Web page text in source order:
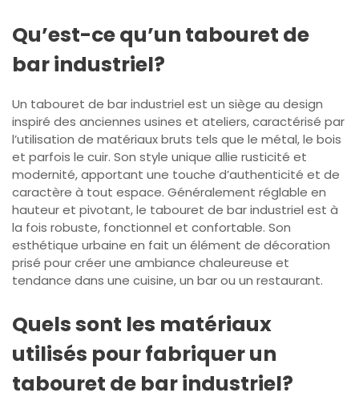
Qu’est-ce qu’un tabouret de
bar industriel?
Un tabouret de bar industriel est un siège au design
inspiré des anciennes usines et ateliers, caractérisé par
l’utilisation de matériaux bruts tels que le métal, le bois
et parfois le cuir. Son style unique allie rusticité et
modernité, apportant une touche d’authenticité et de
caractère à tout espace. Généralement réglable en
hauteur et pivotant, le tabouret de bar industriel est à
la fois robuste, fonctionnel et confortable. Son
esthétique urbaine en fait un élément de décoration
prisé pour créer une ambiance chaleureuse et
tendance dans une cuisine, un bar ou un restaurant.
Quels sont les matériaux
utilisés pour fabriquer un
tabouret de bar industriel?